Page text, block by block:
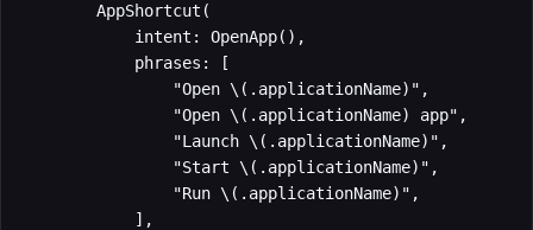
        AppShortcut(
            intent: OpenApp(),
            phrases: [
                "Open \(.applicationName)",
                "Open \(.applicationName) app",
                "Launch \(.applicationName)",
                "Start \(.applicationName)",
                "Run \(.applicationName)",
            ],